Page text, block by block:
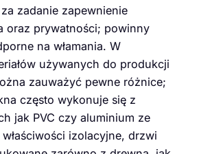
zadanie zapewnienie
oraz prywatności; powinny
na włamania. W
używanych do produkcji
zauważyć pewne różnice;
często wykonuje się z
jak PVC czy aluminium ze
izolacyjne, drzwi